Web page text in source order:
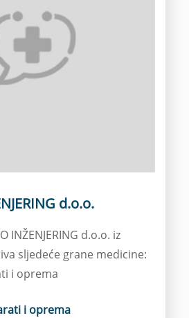
d.o.o.
INŽENJERING d.o.o. iz
sljedeće grane medicine:
i oprema
i oprema